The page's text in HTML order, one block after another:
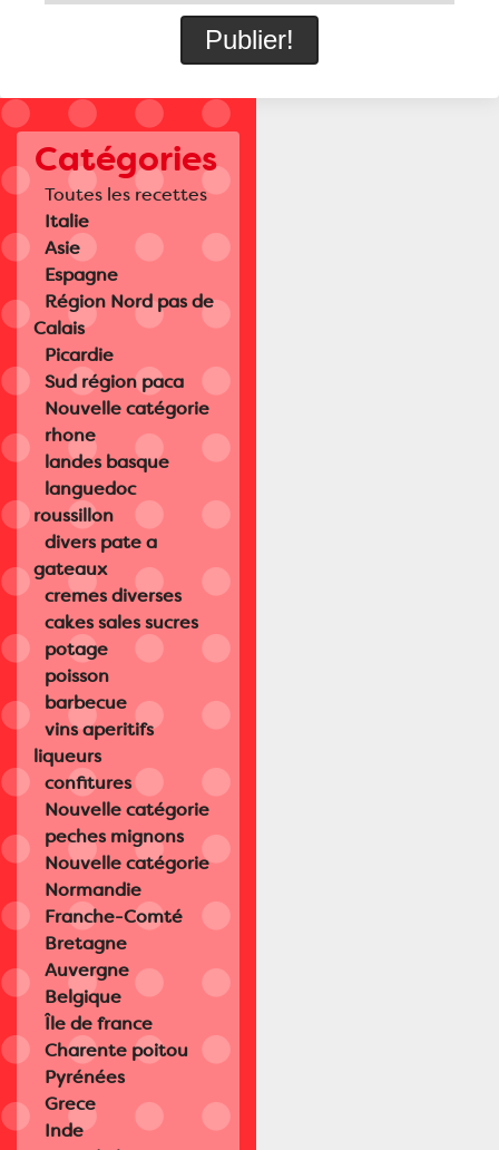
Catégories
Toutes les recettes
Italie
Asie
Espagne
Région Nord pas de
Calais
Picardie
Sud région paca
Nouvelle catégorie
rhone
landes basque
languedoc
roussillon
divers pate a
gateaux
cremes diverses
cakes sales sucres
potage
poisson
barbecue
vins aperitifs
liqueurs
confitures
Nouvelle catégorie
peches mignons
Nouvelle catégorie
Normandie
Franche-Comté
Bretagne
Auvergne
Belgique
Île de france
Charente poitou
Pyrénées
Grece
Inde